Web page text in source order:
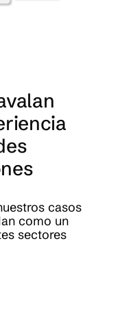
casos
como un
sectores